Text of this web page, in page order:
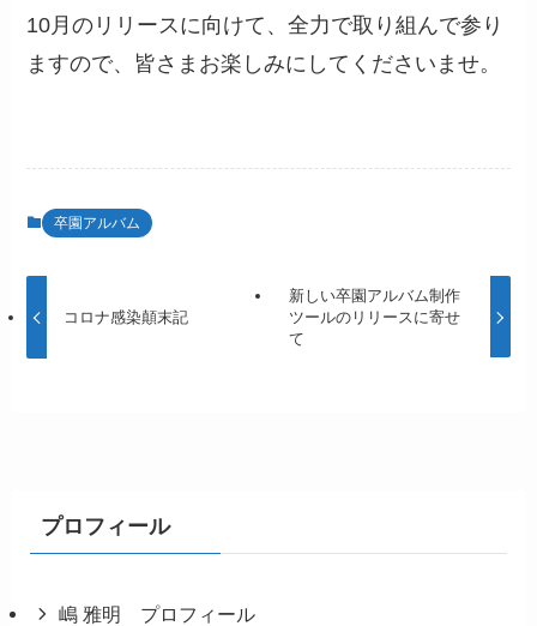
10月のリリースに向けて、全力で取り組んで参り
ますので、皆さまお楽しみにしてくださいませ。
卒園アルバム
コロナ感染顛末記
新しい卒園アルバム制作
ツールのリリースに寄せ
て
プロフィール
嶋 雅明 プロフィール